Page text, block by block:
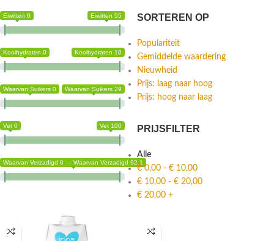
Eiwitten 0 Eiwitten 55
Koolhydraten 0 Koolhydraten 10
Waarvan Suikers 0 Waarvan Suikers 29
Vet 0 Vet 100
Waarvan Verzadigd 0 — Waarvan Verzadigd 92.1
SORTEREN OP
Populariteit
Gemiddelde waardering
Nieuwheid
Prijs: laag naar hoog
Prijs: hoog naar laag
PRIJSFILTER
Alle
€0,00 - € 10,00
€ 10,00 - € 20,00
€ 20,00 +